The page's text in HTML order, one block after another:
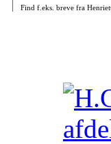
Find f.eks. breve fra